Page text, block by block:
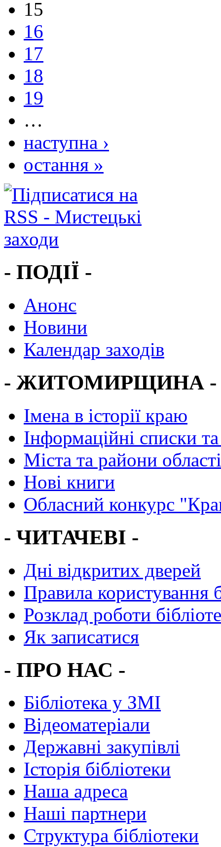
15
16
17
18
19
…
наступна ›
остання »
- ПОДІЇ -
Анонс
Новини
Календар заходів
- ЖИТОМИРЩИНА -
Імена в історії краю
Інформаційні списки
Міста та райони області
Нові книги
Обласний конкурс
- ЧИТАЧЕВІ -
Дні відкритих дверей
Правила користування
Розклад роботи
Як записатися
- ПРО НАС -
Бібліотека у ЗМІ
Відеоматеріали
Державні закупівлі
Історія бібліотеки
Наша адреса
Наші партнери
Структура бібліотеки